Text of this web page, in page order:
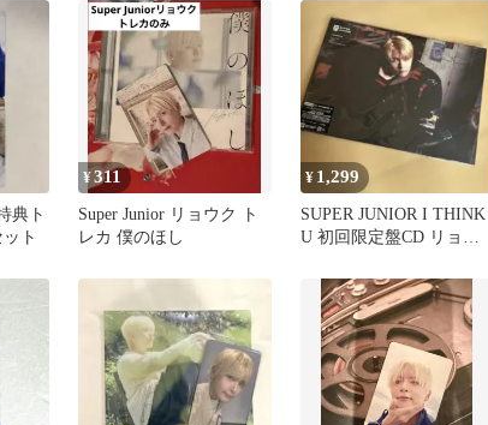
典ト
ト
¥311
Super Junior リョウク ト
レカ 僕のほし
¥ 1,299
SUPER JUNIOR I THINK
U 初回限定盤CD リョウ